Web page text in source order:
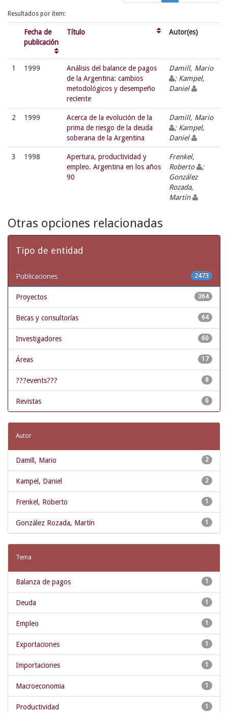
Resultados por ítem:
Fecha de
publicación
Título Autor(es)
1 1999
Análisis del balance de pagos
de la Argentina: cambios
metodológicos y desempeño
reciente
Damill, Mario
; Kampel,
Daniel
2 1999
Acerca de la evolución de la
prima de riesgo de la deuda
soberana de la Argentina
Damill, Mario
; Kampel,
Daniel
3 1998
Apertura, productividad y
empleo. Argentina en los años
90
Frenkel,
Roberto
;
González
Rozada,
Martín
Otras opciones relacionadas
Tipo de entidad
2473
Publicaciones
364
Proyectos
64
Becas y consultorías
60
Investigadores
17
Áreas
8
???events???
6
Revistas
Autor
2
Damill, Mario
2
Kampel, Daniel
1
Frenkel, Roberto
1
González Rozada, Martín
Tema
1
Balanza de pagos
1
Deuda
1
Empleo
1
Exportaciones
1
Importaciones
1
Macroeconomia
1
Productividad